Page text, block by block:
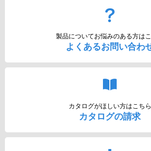
製品についてお悩みのある方は
よくあるお問い合わ
カタログがほしい方はこちら
カタログの請求